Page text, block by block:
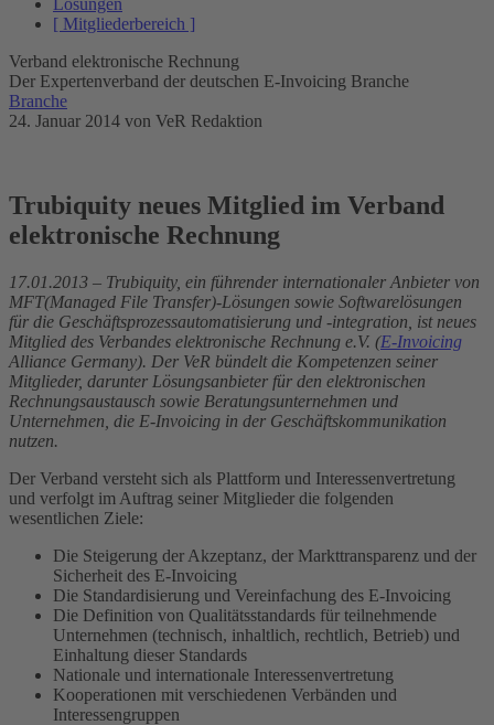
Lösungen
[ Mitgliederbereich ]
Verband elektronische Rechnung
Der Expertenverband der deutschen E-Invoicing Branche
Branche
24. Januar 2014 von VeR Redaktion
Trubiquity neues Mitglied im Verband
elektronische Rechnung
17.01.2013 – Trubiquity, ein führender internationaler Anbieter von
MFT(Managed File Transfer)-Lösungen sowie Softwarelösungen
für die Geschäftsprozessautomatisierung und -integration, ist neues
Mitglied des Verbandes elektronische Rechnung e.V. (E-Invoicing
Alliance Germany). Der VeR bündelt die Kompetenzen seiner
Mitglieder, darunter Lösungsanbieter für den elektronischen
Rechnungsaustausch sowie Beratungsunternehmen und
Unternehmen, die E-Invoicing in der Geschäftskommunikation
nutzen.
Der Verband versteht sich als Plattform und Interessenvertretung
und verfolgt im Auftrag seiner Mitglieder die folgenden
wesentlichen Ziele:
Die Steigerung der Akzeptanz, der Markttransparenz und der
Sicherheit des E-Invoicing
Die Standardisierung und Vereinfachung des E-Invoicing
Die Definition von Qualitätsstandards für teilnehmende
Unternehmen (technisch, inhaltlich, rechtlich, Betrieb) und
Einhaltung dieser Standards
Nationale und internationale Interessenvertretung
Kooperationen mit verschiedenen Verbänden und
Interessengruppen